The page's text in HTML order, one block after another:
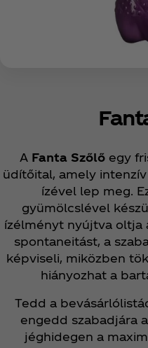
A Fanta Szőlő egy
üdítőital, amely
ízével lep meg.
gyümölcslével
ízélményt nyújtva oltja
spontaneitást, a
képviseli, miközben
hiányozhat a
Tedd a
engedd szabadjára
jéghidegen a